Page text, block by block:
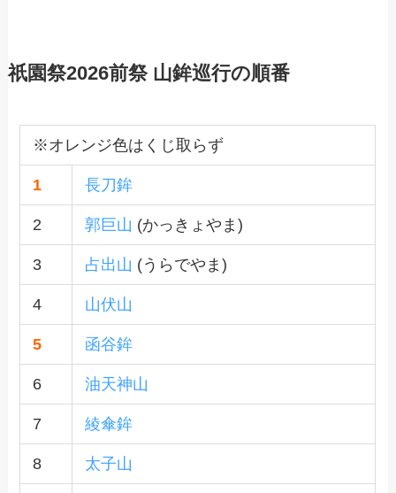
祇園祭2026前祭 山鉾巡行の順番
※オレンジ色はくじ取らず
1 長刀鉾
2 郭巨山 (かっきょやま)
3 占出山 (うらでやま)
4 山伏山
5 函谷鉾
6 油天神山
7 綾傘鉾
8 太子山